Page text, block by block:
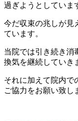
過ぎようとしていま
今だ収束の兆しが見
ています。
当院では引き続き消
換気を継続していき
それに加えて院内で
ご協力をお願い致し